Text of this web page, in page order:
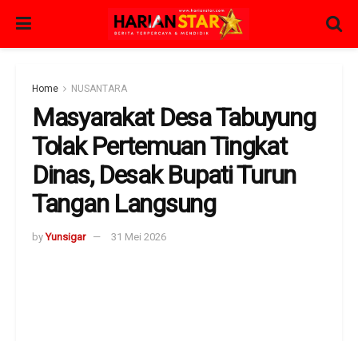
Home NUSANTARA
Masyarakat Desa Tabuyung
Tolak Pertemuan Tingkat
Dinas, Desak Bupati Turun
Tangan Langsung
by Yunsigar 31 Mei 2026